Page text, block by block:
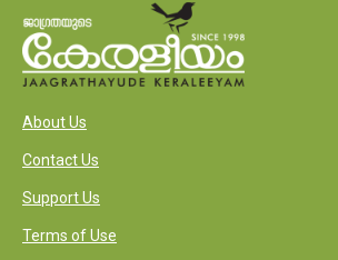
About Us
Contact Us
Support Us
Terms of Use